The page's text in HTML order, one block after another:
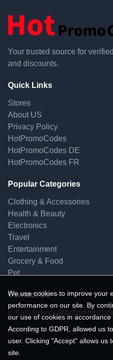
Your trusted source for
and discounts.
Quick Links
Stores
About US
Privacy Policy
HotPromoCodes
HotPromoCodes DE
HotPromoCodes FR
Popular Categories
Clothing & Accessories
Health & Beauty
Electronics
Travel
Entertainment
Grocery & Food
Pet
Contact Us
Email:
We use cookies to improve your
performance on our site. By
our use of cookies in accordance
According to GDPR, allowed us
user. Clicking "Accept" allows us
site.